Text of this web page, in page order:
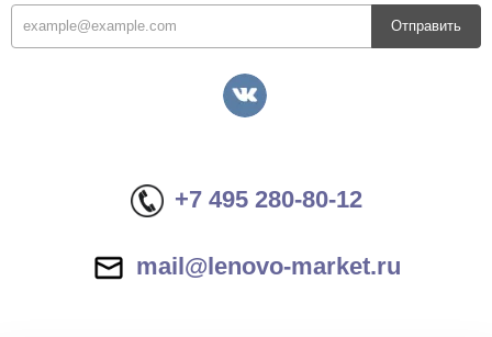
Отправить
+7 495 280-80-12
mail@lenovo-market.ru